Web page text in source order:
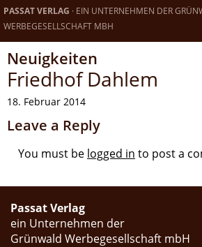
PASSAT VERLAG · EIN UNTERNEHMEN DER
WERBEGESELLSCHAFT MBH
Neuigkeiten
Friedhof Dahlem
18. Februar 2014
Leave a Reply
You must be logged in to post a
Passat Verlag
ein Unternehmen der
Grünwald Werbegesellschaft mbH